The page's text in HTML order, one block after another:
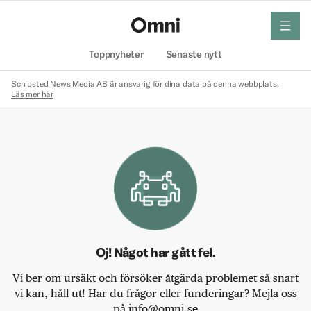
Toppnyheter Senaste nytt
meny
Schibsted News Media AB är ansvarig för dina data på denna webbplats.
Läs mer här
Oj! Något har gått fel.
Vi ber om ursäkt och försöker åtgärda problemet så snart
vi kan, håll ut! Har du frågor eller funderingar? Mejla oss